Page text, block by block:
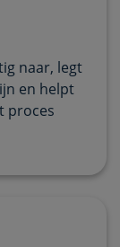
naar, legt
en helpt
proces